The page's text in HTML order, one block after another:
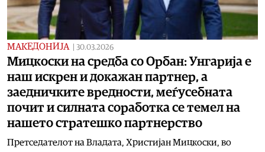
МАКЕДОНИЈА 30.03.2026
Мицкоски на средба со Орбан: Унгарија е
наш искрен и докажан партнер, а
заедничките вредности, меѓусебната
почит и силната соработка се темел на
нашето стратешко партнерство
Претседателот на Владата, Христијан Мицкоски, во